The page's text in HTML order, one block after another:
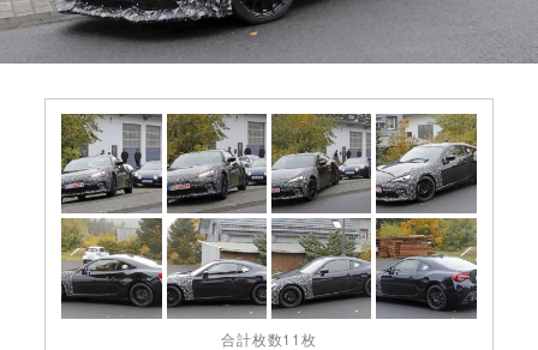
合計枚数11枚